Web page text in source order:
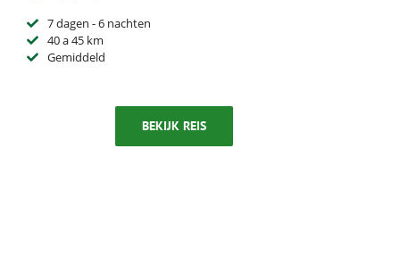
7 dagen - 6 nachten
40 a 45 km
Gemiddeld
BEKIJK REIS